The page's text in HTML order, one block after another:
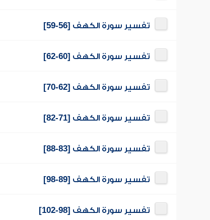
تفسير سورة الكهف [56-59]
تفسير سورة الكهف [60-62]
تفسير سورة الكهف [62-70]
تفسير سورة الكهف [71-82]
تفسير سورة الكهف [83-88]
تفسير سورة الكهف [89-98]
تفسير سورة الكهف [98-102]